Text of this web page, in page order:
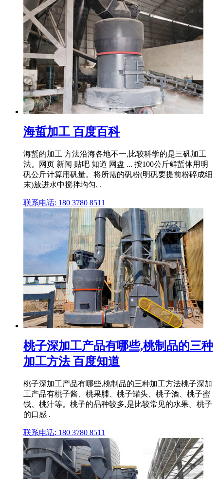
海蜇加工 百度百科
海蜇的加工 方法沿海各地不一,比较科学的是三矾加工
法。网页 新闻 贴吧 知道 网盘 ... 按100公斤鲜蜇体用明
矾公斤计算用矾量。将所需的矾粉(明矾要提前粉碎成细
末)放进水中搅拌均匀, .
联系电话: 180 3780 8511
桃子深加工产品有哪些,桃制品的三种
加工方法 百度知道
桃子深加工产品有哪些,桃制品的三种加工方法桃子深加
工产品有桃子酱、桃果脯、桃子罐头、桃子酒、桃子蜜
饯、桃汁等。桃子的品种较多,是比较常见的水果。桃子
的口感 .
联系电话: 180 3780 8511